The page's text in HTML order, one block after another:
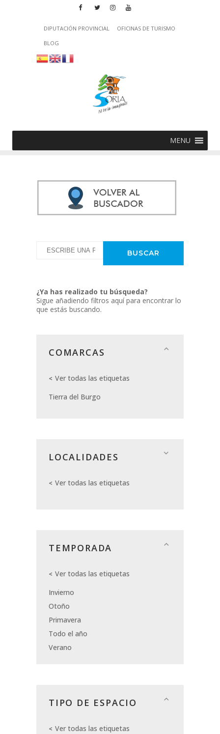
DIPUTACIÓN PROVINCIAL
OFICINAS DE TURISMO
BLOG
MENU
¿Ya has realizado tu búsqueda?
Sigue añadiendo filtros aquí para encontrar lo
que estás buscando.
COMARCAS
Ver todas las etiquetas
Tierra del Burgo
LOCALIDADES
Ver todas las etiquetas
TEMPORADA
Ver todas las etiquetas
Invierno
Otoño
Primavera
Todo el año
Verano
TIPO DE ESPACIO
Ver todas las etiquetas